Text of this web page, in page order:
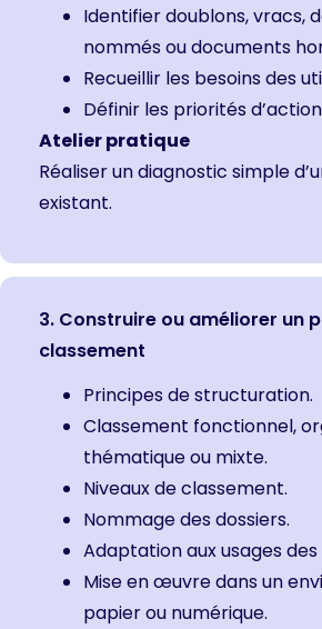
Identifier doublons, vracs,
nommés ou documents
Recueillir les besoins des
Définir les priorités
Atelier pratique
Réaliser un diagnostic simple
existant.
3. Construire ou améliorer un
classement
Principes de structuration.
Classement fonctionnel,
thématique ou mixte.
Niveaux de classement.
Nommage des dossiers.
Adaptation aux usages des
Mise en œuvre dans un
papier ou numérique.